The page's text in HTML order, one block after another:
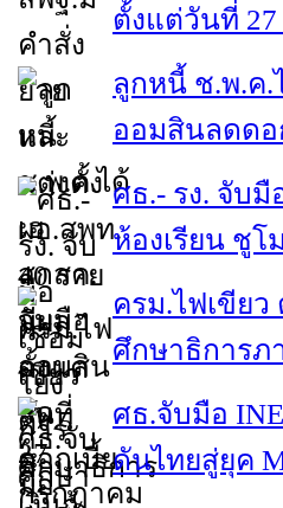
ตั้งแต่วันที่
ลูกหนี้ ช.พ.ค.
ออมสินลดดอ
ศธ.- รง. จับ
ห้องเรียน ชูโ
ครม.ไฟเขียว
ศึกษาธิการภ
ศธ.จับมือ
ดันไทยสู่ยุค